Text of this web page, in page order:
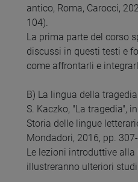
antico, Roma, Carocci,
104).
La prima parte del corso
discussi in questi testi e
come affrontarli e
B) La lingua della tragedia
S. Kaczko, "La tragedia",
Storia delle lingue
Mondadori, 2016, pp.
Le lezioni introduttive
illustreranno ulteriori